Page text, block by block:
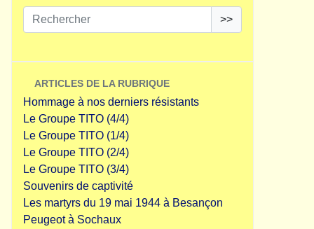
>>
ARTICLES DE LA RUBRIQUE
Hommage à nos derniers résistants
Le Groupe TITO (4/4)
Le Groupe TITO (1/4)
Le Groupe TITO (2/4)
Le Groupe TITO (3/4)
Souvenirs de captivité
Les martyrs du 19 mai 1944 à Besançon
Peugeot à Sochaux